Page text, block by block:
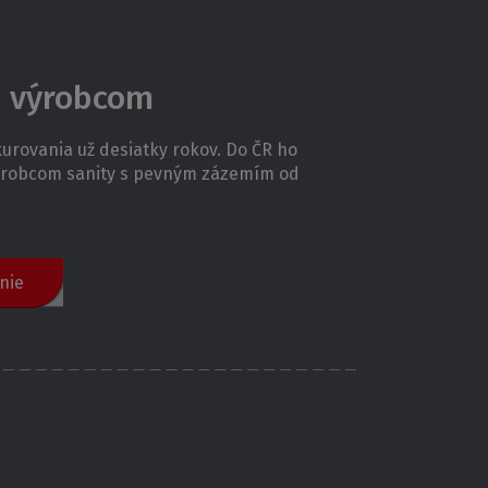
už desiatky rokov. Do ČR ho
sanity s pevným zázemím od